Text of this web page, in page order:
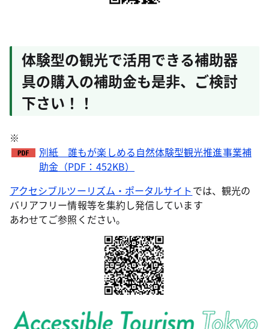
体験型の観光で活用できる補助器
具の購入の補助金も是非、ご検討
下さい！！
※
別紙 誰もが楽しめる自然体験型観光推進事業補
助金（PDF：452KB）
アクセシブルツーリズム・ポータルサイトでは、観光の
バリアフリー情報等を集約し発信しています
あわせてご参照ください。